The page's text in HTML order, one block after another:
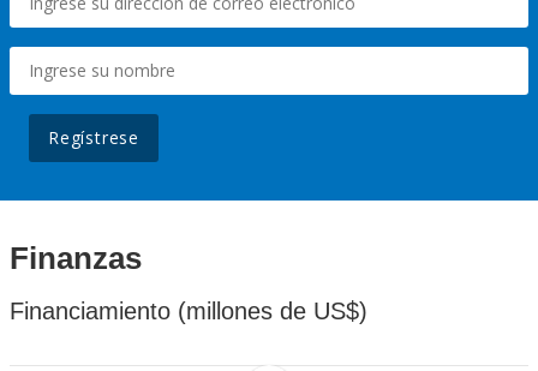
Regístrese
Finanzas
Financiamiento (millones de US$)